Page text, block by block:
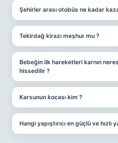
Şehirler arası otobüs ne kadar
Tekirdağ kirazı meşhur mu ?
Bebeğin ilk hareketleri karnın
hissedilir ?
Karsunun kocası kim ?
Hangi yapıştırıcı en güçlü ve hızlı